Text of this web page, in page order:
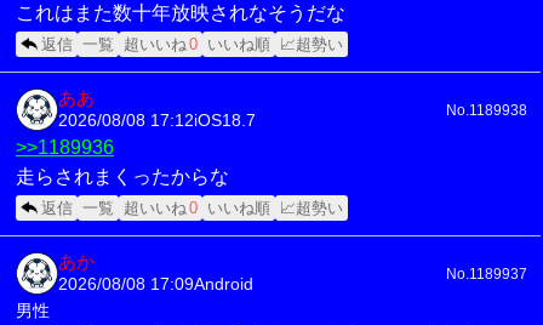
これはまた数十年放映されなそうだな
返信 一覧 超いいね0 いいね順 📈超勢い
ああ
2026/08/08 17:12iOS18.7
No.1189938
>>1189936
走らされまくったからな
返信 一覧 超いいね0 いいね順 📈超勢い
あか
2026/08/08 17:09Android
No.1189937
男性